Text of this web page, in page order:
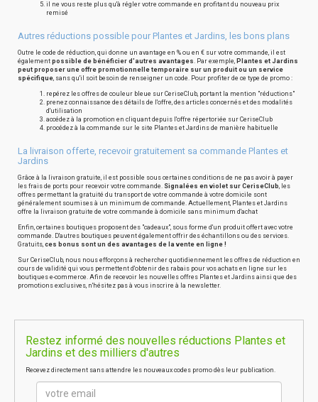
il ne vous reste plus qu'à régler votre commande en profitant du nouveau prix
remisé
Autres réductions possible pour Plantes et Jardins, les bons plans
Outre le code de réduction, qui donne un avantage en % ou en € sur votre commande, il est
également possible de bénéficier d'autres avantages. Par exemple, Plantes et Jardins
peut proposer une offre promotionnelle temporaire sur un produit ou un service
spécifique, sans qu'il soit besoin de renseigner un code. Pour profiter de ce type de promo :
repérez les offres de couleur bleue sur CeriseClub, portant la mention "réductions"
prenez connaissance des détails de l'offre, des articles concernés et des modalités
d'utilisation
accédez à la promotion en cliquant depuis l'offre répertoriée sur CeriseClub
procédez à la commande sur le site Plantes et Jardins de manière habituelle
La livraison offerte, recevoir gratuitement sa commande Plantes et
Jardins
Grâce à la livraison gratuite, il est possible sous certaines conditions de ne pas avoir à payer
les frais de ports pour recevoir votre commande. Signalées en violet sur CeriseClub, les
offres permettant la gratuité du transport de votre commande à votre domicile sont
généralement soumises à un minimum de commande. Actuellement, Plantes et Jardins
offre la livraison gratuite de votre commande à domicile sans minimum d'achat
Enfin, certaines boutiques proposent des "cadeaux", sous forme d'un produit offert avec votre
commande. D'autres boutiques peuvent également offrir des échantillons ou des services.
Gratuits, ces bonus sont un des avantages de la vente en ligne !
Sur CeriseClub, nous nous efforçons à rechercher quotidiennement les offres de réduction en
cours de validité qui vous permettent d'obtenir des rabais pour vos achats en ligne sur les
boutiques e-commerce. Afin de recevoir les nouvelles offres Plantes et Jardins ainsi que des
promotions exclusives, n'hésitez pas à vous inscrire à la newsletter.
Restez informé des nouvelles réductions Plantes et
Jardins et des milliers d'autres
Recevez directement sans attendre les nouveaux codes promo dès leur publication.